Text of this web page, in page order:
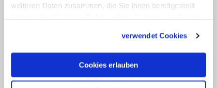
weiteren Daten zusammen, die Sie ihnen bereitgestellt
verwendet Cookies
Cookies erlauben
"Nicht akzeptable verbale
Störung in der Zusammenarbeit geführt."
Jetzt gelte es, "Spielregeln für einen
gegenseitigen respektvollen Umgang
einhalten".